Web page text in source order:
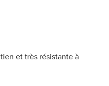
et très résistante à